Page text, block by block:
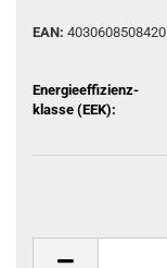
EAN: 4030608508420
Energieeffizienz-
klasse (EEK):